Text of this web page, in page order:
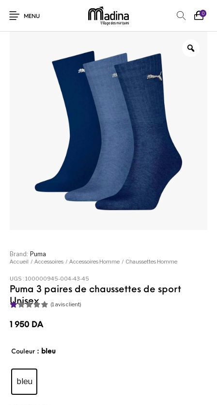
MENU
0
Accueil / Accessoires / Accessoires Homme / Chaussettes Homme
Puma 3 paires de chaussettes de sport
Unisex
ot
00
su
5
ba
su
(1 avis client)
1 950 DA
Couleur : bleu
bleu
UGS :100000945-004-43-45
Brand: Puma